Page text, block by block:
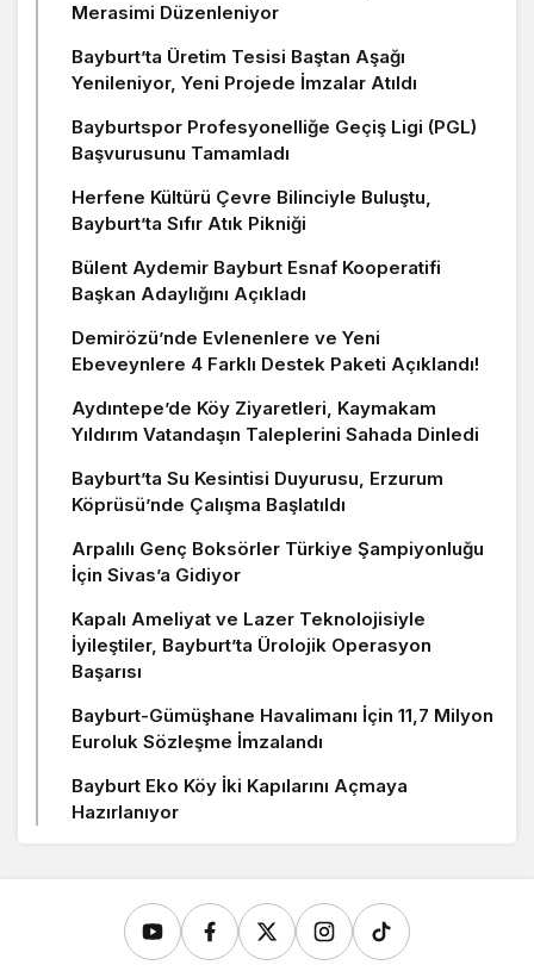
Merasimi Düzenleniyor
Bayburt’ta Üretim Tesisi Baştan Aşağı
Yenileniyor, Yeni Projede İmzalar Atıldı
Bayburtspor Profesyonelliğe Geçiş Ligi (PGL)
Başvurusunu Tamamladı
Herfene Kültürü Çevre Bilinciyle Buluştu,
Bayburt’ta Sıfır Atık Pikniği
Bülent Aydemir Bayburt Esnaf Kooperatifi
Başkan Adaylığını Açıkladı
Demirözü’nde Evlenenlere ve Yeni
Ebeveynlere 4 Farklı Destek Paketi Açıklandı!
Aydıntepe’de Köy Ziyaretleri, Kaymakam
Yıldırım Vatandaşın Taleplerini Sahada Dinledi
Bayburt’ta Su Kesintisi Duyurusu, Erzurum
Köprüsü’nde Çalışma Başlatıldı
Arpalılı Genç Boksörler Türkiye Şampiyonluğu
İçin Sivas’a Gidiyor
Kapalı Ameliyat ve Lazer Teknolojisiyle
İyileştiler, Bayburt’ta Ürolojik Operasyon
Başarısı
Bayburt-Gümüşhane Havalimanı İçin 11,7 Milyon
Euroluk Sözleşme İmzalandı
Bayburt Eko Köy İki Kapılarını Açmaya
Hazırlanıyor